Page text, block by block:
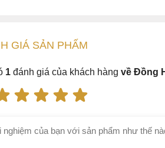
GIÁ SẢN PHẤM
1 đánh giá của khách hàng về Đồng